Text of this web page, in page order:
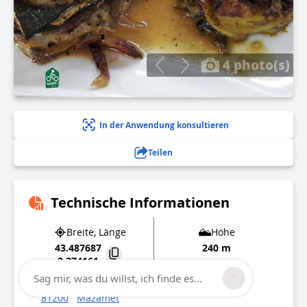
4 photo(s)
In der Anwendung konsultieren
Teilen
Technische Informationen
Breite, Länge
43.487687
2.374161
Höhe
240 m
24 boulevard soult
81200
Mazamet
Sag mir, was du willst, ich finde es...